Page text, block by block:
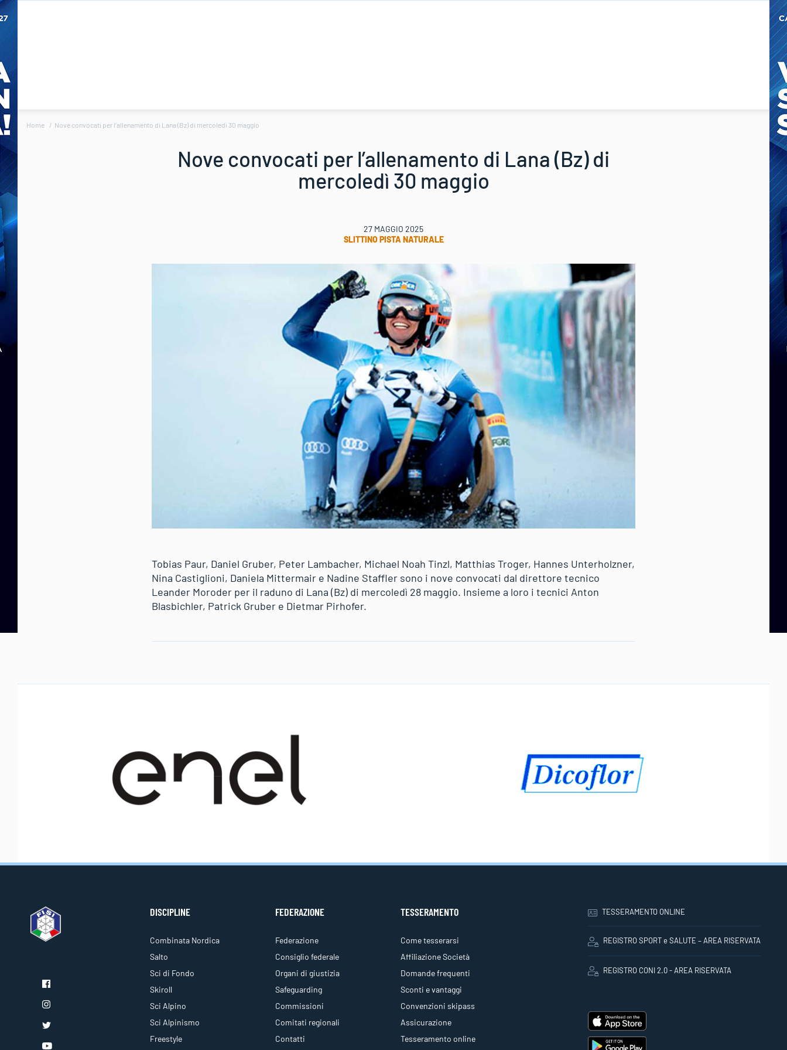
Home Nove convocati per l’allenamento di Lana (Bz) di mercoledì 30 maggio
Nove convocati per l’allenamento di Lana (Bz) di
mercoledì 30 maggio
27 MAGGIO 2025
SLITTINO PISTA NATURALE
Tobias Paur, Daniel Gruber, Peter Lambacher, Michael Noah Tinzl, Matthias Troger, Hannes Unterholzner,
Nina Castiglioni, Daniela Mittermair e Nadine Staffler sono i nove convocati dal direttore tecnico
Leander Moroder per il raduno di Lana (Bz) di mercoledì 28 maggio. Insieme a loro i tecnici Anton
Blasbichler, Patrick Gruber e Dietmar Pirhofer.
DISCIPLINE
Combinata Nordica
Salto
Sci di Fondo
Skiroll
Sci Alpino
Sci Alpinismo
Freestyle
FEDERAZIONE
Federazione
Consiglio federale
Organi di giustizia
Safeguarding
Commissioni
Comitati regionali
Contatti
TESSERAMENTO
Come tesserarsi
Affiliazione Società
Domande frequenti
Sconti e vantaggi
Convenzioni skipass
Assicurazione
Tesseramento online
TESSERAMENTO ONLINE
REGISTRO SPORT e SALUTE – AREA RISERVATA
REGISTRO CONI 2.0 - AREA RISERVATA